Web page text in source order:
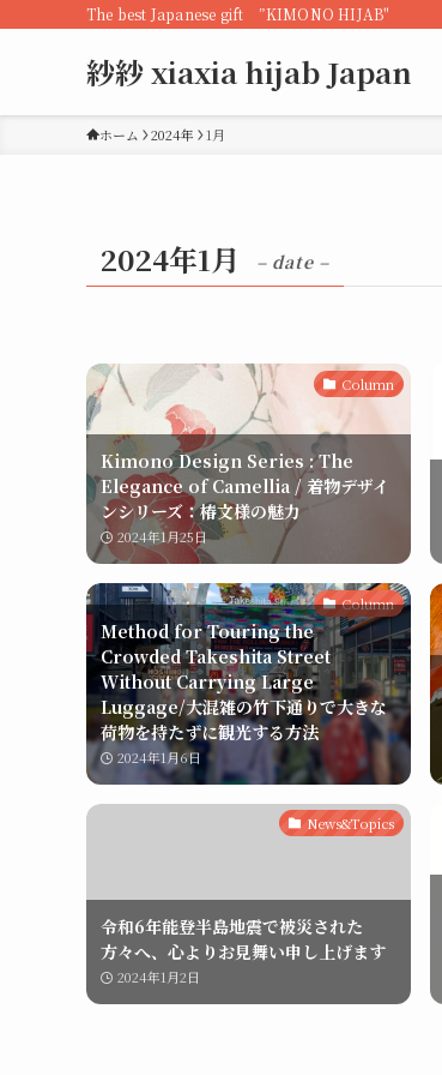
The best Japanese gift ”KIMONO HIJAB"
紗紗 xiaxia hijab Japan
ホーム 2024年 1月
2024年1月 – date –
Column
Kimono Design Series : The
Elegance of Camellia / 着物デザイ
ンシリーズ：椿文様の魅力
2024年1月25日
Column
Method for Touring the
Crowded Takeshita Street
Without Carrying Large
Luggage/大混雑の竹下通りで大きな
荷物を持たずに観光する方法
2024年1月6日
News&Topics
令和6年能登半島地震で被災された
方々へ、心よりお見舞い申し上げます
2024年1月2日